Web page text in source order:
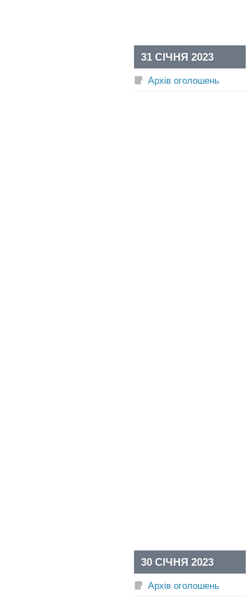
31 СІЧНЯ 2023
Архів оголошень
30 СІЧНЯ 2023
Архів оголошень